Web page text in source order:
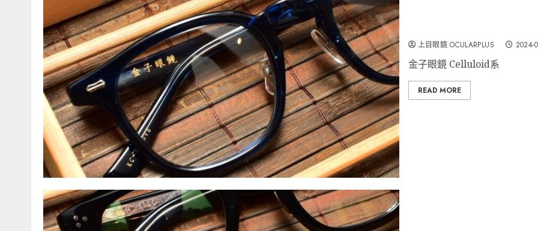
上目眼鏡 OCULARPLUS 2024-
金子眼鏡 Celluloid系
READ MORE